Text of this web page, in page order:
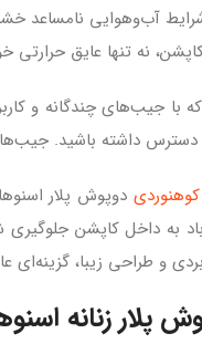
آب‌وهوایی نامساعد
با جیب‌های چندگانه و
دسترس داشته باشید.
دوپوش پلار
به داخل کاپشن
و طراحی زیبا،
زنانه اسنوهاک